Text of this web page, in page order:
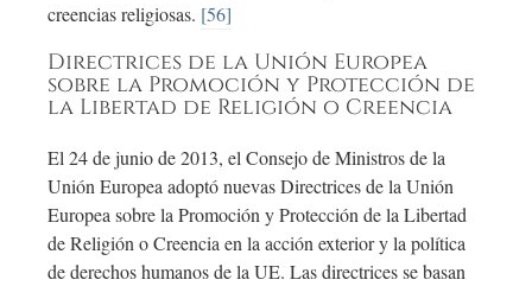
creencias religiosas. [56]
Directrices de la Unión Europea
sobre la Promoción y Protección de
la Libertad de Religión o Creencia
El 24 de junio de 2013, el Consejo de Ministros de la
Unión Europea adoptó nuevas Directrices de la Unión
Europea sobre la Promoción y Protección de la Libertad
de Religión o Creencia en la acción exterior y la política
de derechos humanos de la UE. Las directrices se basan